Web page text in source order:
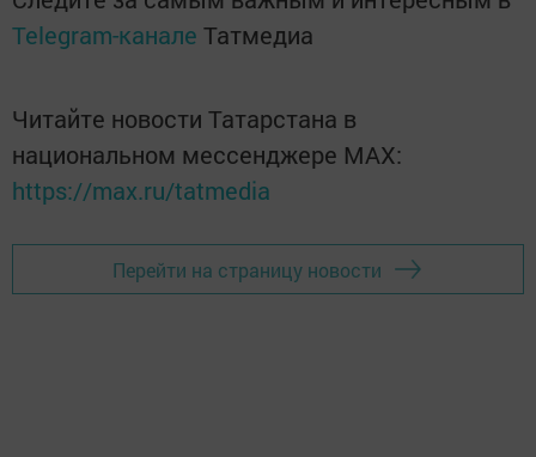
Telegram-канале Татмедиа
Читайте новости Татарстана в
национальном мессенджере MАХ:
https://max.ru/tatmedia
Перейти на страницу новости